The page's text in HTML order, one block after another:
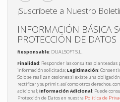
¡Suscríbete a Nuestro
INFORMACIÓN BÁSICA
PROTECCIÓN DE DATOS
Responsable: DUALSOFT S.L.
Finalidad: Responder las consultas planteadas
información solicitada;Legitimación:
Solo se realizan cesiones si existe una
rectificar y suprimir, así como otros derechos,
adicional;Información Adicional: Puede
Protección de Datos en nuestra Política de